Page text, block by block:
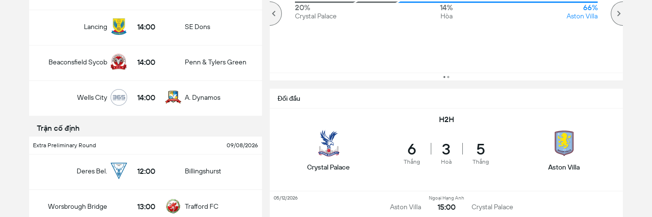
Lancing 14:00 SE Dons
Beaconsfield Sycob 14:00 Penn & Tylers Green
Wells City 14:00 A. Dynamos
Trận cố định
Extra Preliminary Round 09/08/2026
Deres Bel. 12:00 Billingshurst
Worsbrough Bridge 13:00 Trafford FC
20%
Crystal Palace
14%
Hòa
66%
Aston Villa
Đối đầu
H2H
Crystal Palace
6
Thắng
3
Hoà
5
Thắng
Aston Villa
Aston Villa
Ngoại Hạng Anh
15:00 Crystal Palace
05/12/2026